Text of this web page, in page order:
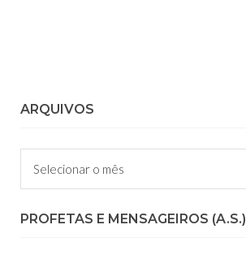
ARQUIVOS
Arquivos
PROFETAS E MENSAGEIROS (A.S.)